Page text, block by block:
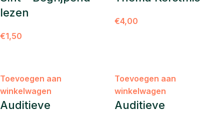
lezen
€1,50
€4,00
Toevoegen aan
winkelwagen
Auditieve
Toevoegen aan
winkelwagen
Auditieve